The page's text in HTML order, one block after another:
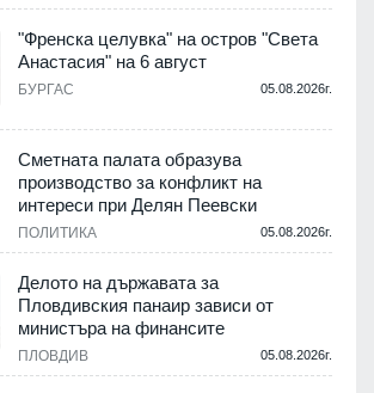
"Френска целувка" на остров "Света
Анастасия" на 6 август
БУРГАС 05.08.2026г.
Сметната палата образува
производство за конфликт на
интереси при Делян Пеевски
ПОЛИТИКА 05.08.2026г.
Делото на държавата за
Пловдивския панаир зависи от
министъра на финансите
ПЛОВДИВ 05.08.2026г.